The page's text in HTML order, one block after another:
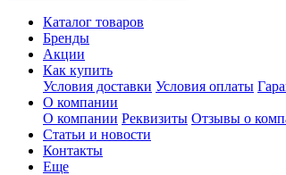
Каталог товаров
Бренды
Акции
Как купить
Условия доставки Условия оплаты
О компании
О компании Реквизиты Отзывы о
Статьи и новости
Контакты
Еще